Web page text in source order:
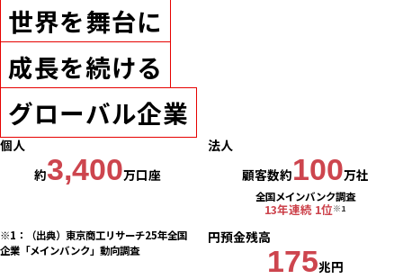
個人
約3,400万口座
法人
顧客数約100万社
全国メインバンク調査
13年連続 1位※1
※1：（出典）東京商⼯リサーチ25年全国
企業「メインバンク」動向調査
円預金残高
175兆円
世界を舞台に
成長を続ける
グローバル企業